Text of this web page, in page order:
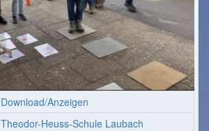
Download/Anzeigen
Theodor-Heuss-Schule Laubach